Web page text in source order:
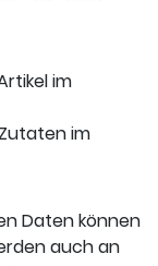
im
im
Daten können
auch an